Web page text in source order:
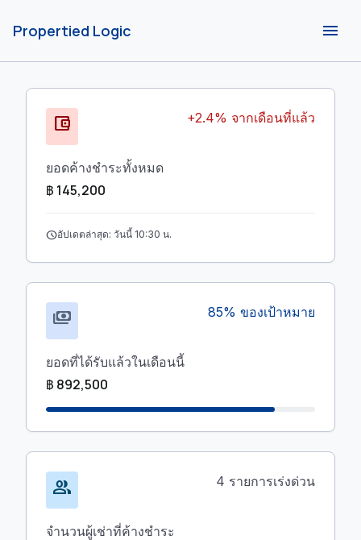
Propertied Logic menu
account_balance_wallet +2.4% จากเดือนที่แล้ว
ยอดค้างชำระทั้งหมด
฿ 145,200
scheduleอัปเดตล่าสุด: วันนี้ 10:30 น.
payments 85% ของเป้าหมาย
ยอดที่ได้รับแล้วในเดือนนี้
฿ 892,500
group 4 รายการเร่งด่วน
จำนวนผู้เช่าที่ค้างชำระ